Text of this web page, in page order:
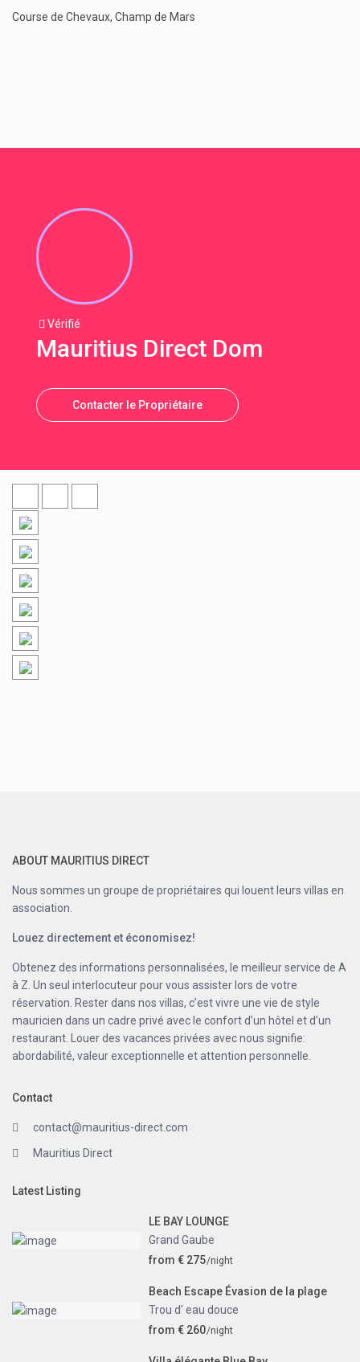
Course de Chevaux, Champ de Mars
Vérifié
Mauritius Direct Dom
Contacter le Propriétaire
ABOUT MAURITIUS DIRECT
Nous sommes un groupe de propriétaires qui louent leurs villas en
association.
Louez directement et économisez!
Obtenez des informations personnalisées, le meilleur service de A
à Z. Un seul interlocuteur pour vous assister lors de votre
réservation. Rester dans nos villas, c’est vivre une vie de style
mauricien dans un cadre privé avec le confort d’un hôtel et d’un
restaurant. Louer des vacances privées avec nous signifie:
abordabilité, valeur exceptionnelle et attention personnelle.
Contact
contact@mauritius-direct.com
Mauritius Direct
Latest Listing
LE BAY LOUNGE
Grand Gaube
from € 275/night
Beach Escape Évasion de la plage
Trou d’ eau douce
from € 260/night